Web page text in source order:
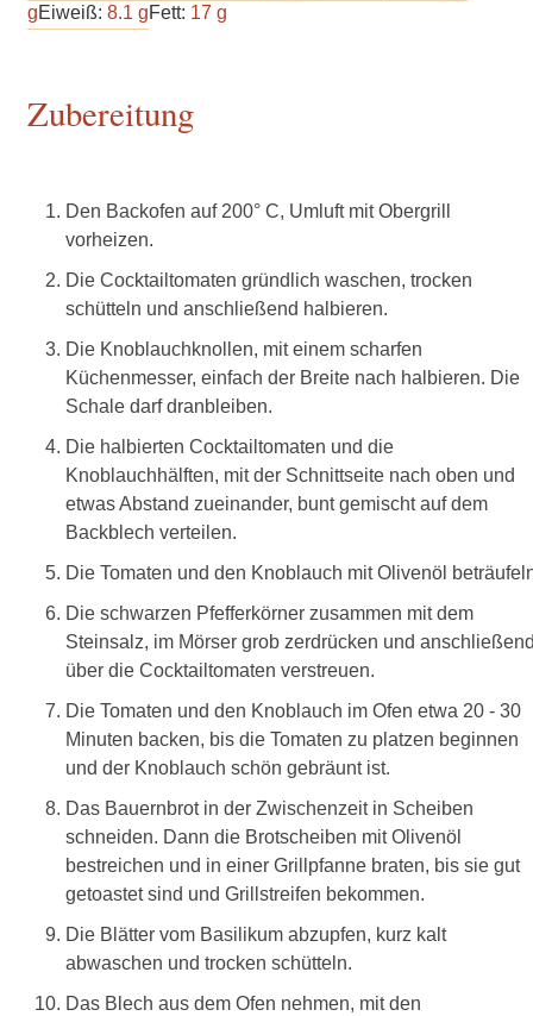
gEiweiß: 8.1 gFett: 17 g
Zubereitung
Den Backofen auf 200° C, Umluft mit Obergrill
vorheizen.
Die Cocktailtomaten gründlich waschen, trocken
schütteln und anschließend halbieren.
Die Knoblauchknollen, mit einem scharfen
Küchenmesser, einfach der Breite nach halbieren. Die
Schale darf dranbleiben.
Die halbierten Cocktailtomaten und die
Knoblauchhälften, mit der Schnittseite nach oben und
etwas Abstand zueinander, bunt gemischt auf dem
Backblech verteilen.
Die Tomaten und den Knoblauch mit Olivenöl
Die schwarzen Pfefferkörner zusammen mit dem
Steinsalz, im Mörser grob zerdrücken und
über die Cocktailtomaten verstreuen.
Die Tomaten und den Knoblauch im Ofen etwa 20 - 30
Minuten backen, bis die Tomaten zu platzen beginnen
und der Knoblauch schön gebräunt ist.
Das Bauernbrot in der Zwischenzeit in Scheiben
schneiden. Dann die Brotscheiben mit Olivenöl
bestreichen und in einer Grillpfanne braten, bis sie gut
getoastet sind und Grillstreifen bekommen.
Die Blätter vom Basilikum abzupfen, kurz kalt
abwaschen und trocken schütteln.
Das Blech aus dem Ofen nehmen, mit den